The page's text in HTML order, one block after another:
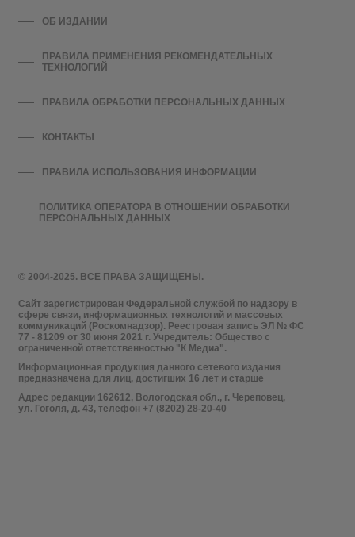
© 2004-2025. ВСЕ ПРАВА ЗАЩИЩЕНЫ.
Сайт зарегистрирован Федеральной службой по надзору в
сфере связи, информационных технологий и массовых
коммуникаций (Роскомнадзор). Реестровая запись ЭЛ № ФС
77 - 81209 от 30 июня 2021 г. Учредитель: Общество с
ограниченной ответственностью "К Медиа".
Информационная продукция данного сетевого издания
предназначена для лиц, достигших 16 лет и старше
Адрес редакции 162612, Вологодская обл., г. Череповец,
ул. Гоголя, д. 43, телефон +7 (8202) 28-20-40
ОБ ИЗДАНИИ
ПРАВИЛА ПРИМЕНЕНИЯ РЕКОМЕНДАТЕЛЬНЫХ
ТЕХНОЛОГИЙ
ПРАВИЛА ОБРАБОТКИ ПЕРСОНАЛЬНЫХ ДАННЫХ
КОНТАКТЫ
ПРАВИЛА ИСПОЛЬЗОВАНИЯ ИНФОРМАЦИИ
ПОЛИТИКА ОПЕРАТОРА В ОТНОШЕНИИ ОБРАБОТКИ
ПЕРСОНАЛЬНЫХ ДАННЫХ